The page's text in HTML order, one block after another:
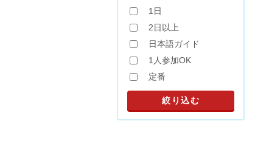
1日
2日以上
日本語ガイド
1人参加OK
定番